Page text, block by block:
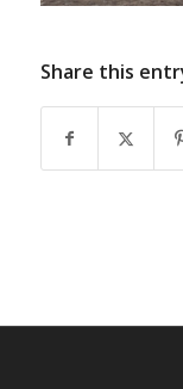
Share this